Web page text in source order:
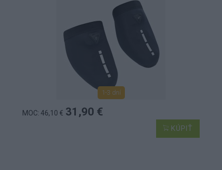
1-3 dní
MOC: 46,10 € 31,90 €
KÚPIŤ